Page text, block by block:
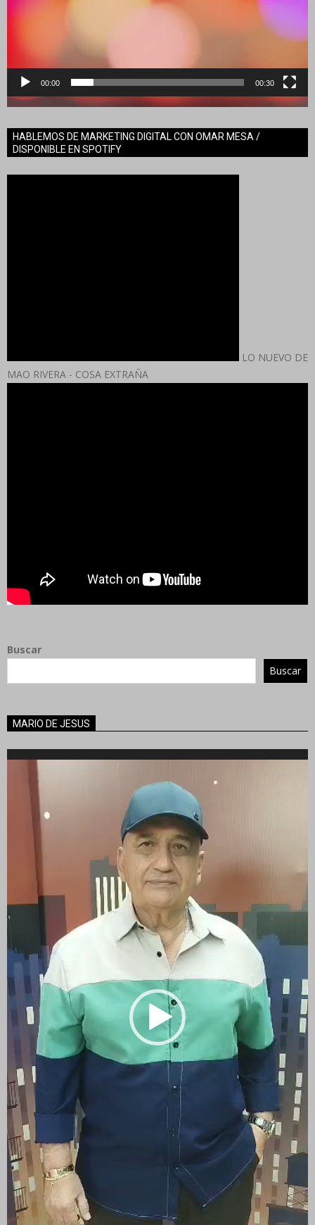
00:00 00:30
HABLEMOS DE MARKETING DIGITAL CON OMAR MESA /
DISPONIBLE EN SPOTIFY
LO NUEVO DE
MAO RIVERA - COSA EXTRAÑA
Buscar
Buscar
MARIO DE JESUS
Reproductor